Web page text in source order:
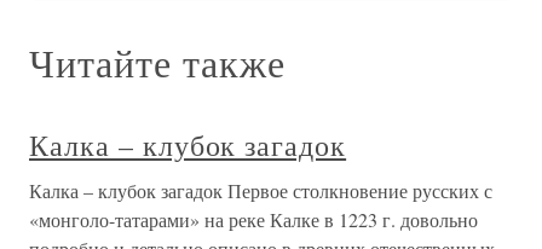
Читайте также
Калка – клубок загадок
Калка – клубок загадок Первое столкновение русских с
«монголо-татарами» на реке Калке в 1223 г. довольно